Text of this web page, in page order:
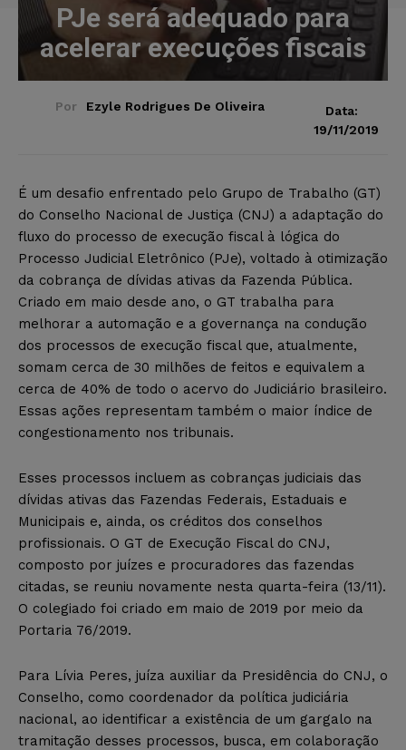
PJe será adequado para
acelerar execuções fiscais
Por Ezyle Rodrigues De Oliveira
Data:
19/11/2019
É um desafio enfrentado pelo Grupo de Trabalho (GT)
do Conselho Nacional de Justiça (CNJ) a adaptação do
fluxo do processo de execução fiscal à lógica do
Processo Judicial Eletrônico (PJe), voltado à otimização
da cobrança de dívidas ativas da Fazenda Pública.
Criado em maio desde ano, o GT trabalha para
melhorar a automação e a governança na condução
dos processos de execução fiscal que, atualmente,
somam cerca de 30 milhões de feitos e equivalem a
cerca de 40% de todo o acervo do Judiciário brasileiro.
Essas ações representam também o maior índice de
congestionamento nos tribunais.
Esses processos incluem as cobranças judiciais das
dívidas ativas das Fazendas Federais, Estaduais e
Municipais e, ainda, os créditos dos conselhos
profissionais. O GT de Execução Fiscal do CNJ,
composto por juízes e procuradores das fazendas
citadas, se reuniu novamente nesta quarta-feira (13/11).
O colegiado foi criado em maio de 2019 por meio da
Portaria 76/2019.
Para Lívia Peres, juíza auxiliar da Presidência do CNJ, o
Conselho, como coordenador da política judiciária
nacional, ao identificar a existência de um gargalo na
tramitação desses processos, busca, em colaboração